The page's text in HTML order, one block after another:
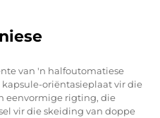
van 'n halfoutomatiese
oriëntasieplaat vir die
eenvormige rigting, die
vir die skeiding van doppe